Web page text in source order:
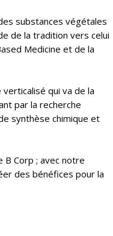
substances végétales
de la tradition vers celui
Medicine et de la
qui va de la
par la recherche
synthèse chimique et
Corp ; avec notre
des bénéfices pour la